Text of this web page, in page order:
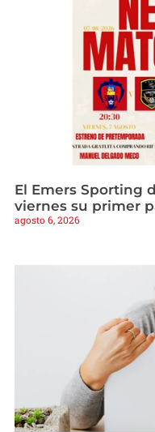
El Emers Sporting
viernes su primer
agosto 6, 2026